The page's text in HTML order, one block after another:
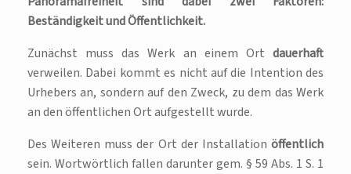
Beständigkeit und Öffentlichkeit.
Zunächst muss das Werk an einem Ort dauerhaft
verweilen. Dabei kommt es nicht auf die Intention des
Urhebers an, sondern auf den Zweck, zu dem das Werk
an den öffentlichen Ort aufgestellt wurde.
Des Weiteren muss der Ort der Installation öffentlich
sein. Wortwörtlich fallen darunter gem. § 59 Abs. 1 S. 1